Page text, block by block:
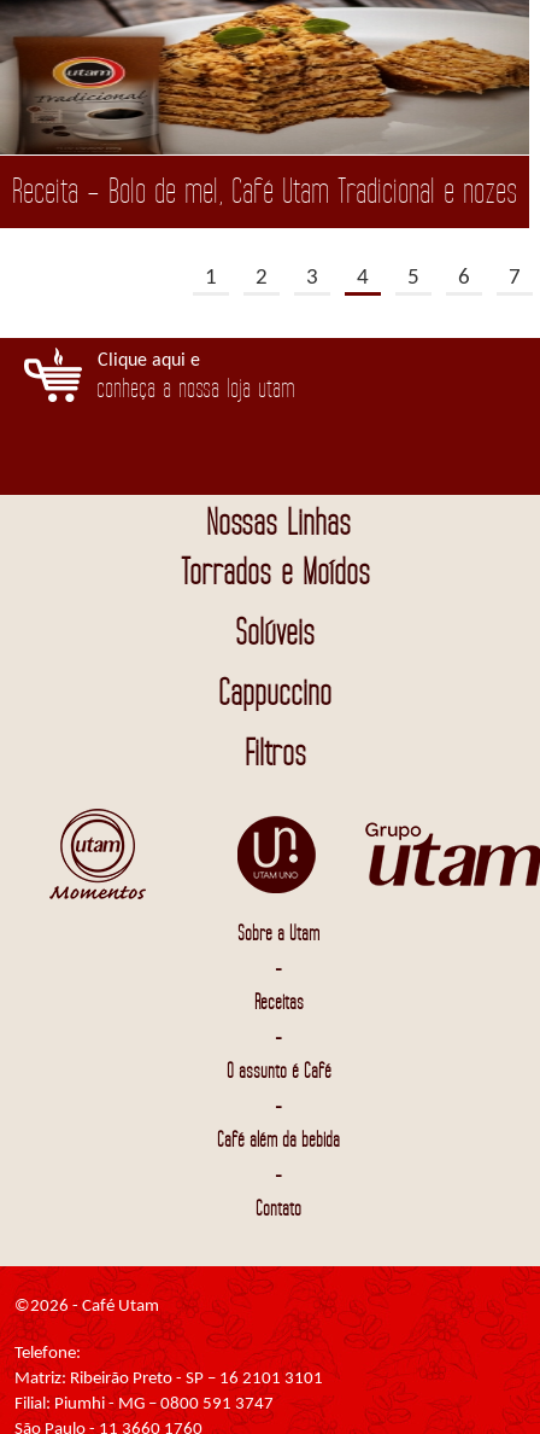
Receita – Bolo de mel, Café Utam Tradicional e nozes
1 2 3 4 5 6 7
Clique aqui e
conheça a nossa loja utam
Nossas Linhas
Torrados e Moídos
Solúveis
Cappuccino
Filtros
Sobre a Utam
-
Receitas
-
O assunto é Café
-
Café além da bebida
-
Contato
©2026 - Café Utam
Telefone:
Matriz: Ribeirão Preto - SP – 16 2101 3101
Filial: Piumhi - MG – 0800 591 3747
São Paulo - 11 3660 1760